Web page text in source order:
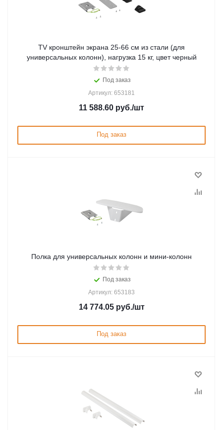
TV кронштейн экрана 25-66 см из стали (для
универсальных колонн), нагрузка 15 кг, цвет черный
Под заказ
Артикул: 653181
11 588.60 руб./шт
Под заказ
Полка для универсальных колонн и мини-колонн
Под заказ
Артикул: 653183
14 774.05руб./шт
Под заказ